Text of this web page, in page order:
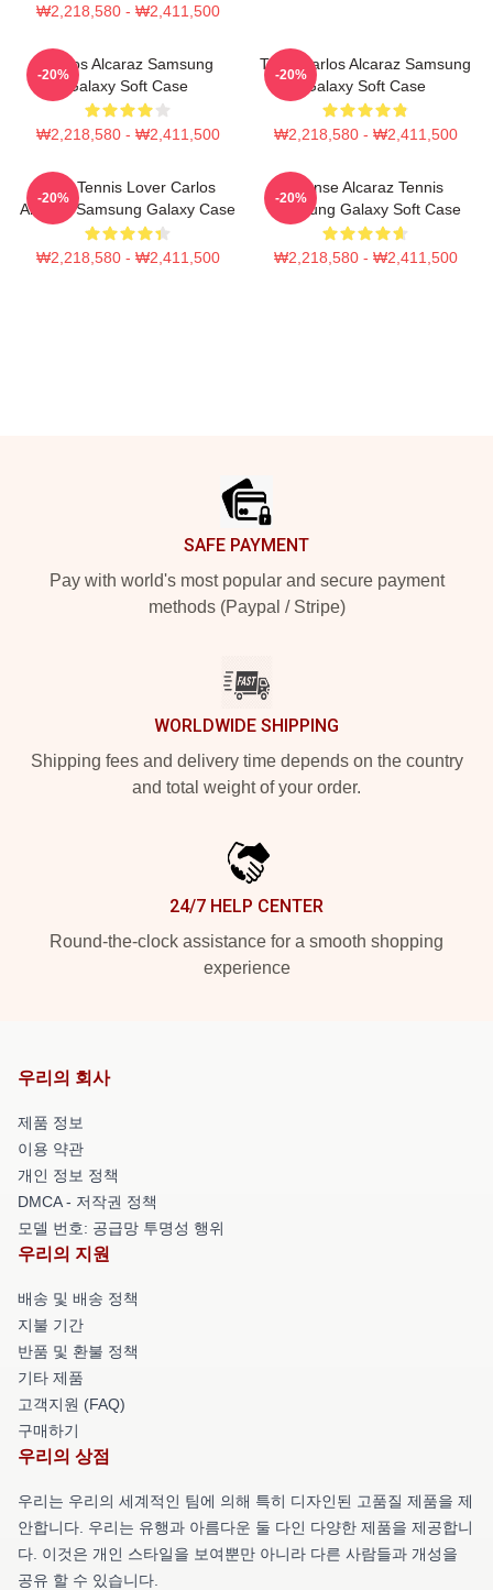
₩2,218,580 - ₩2,411,500
Carlos Alcaraz Samsung
Galaxy Soft Case
₩2,218,580 - ₩2,411,500
-20%
Tenis Carlos Alcaraz Samsung
Galaxy Soft Case
₩2,218,580 - ₩2,411,500
-20%
Girls Tennis Lover Carlos
Alcaraz Samsung Galaxy Case
₩2,218,580 - ₩2,411,500
-20%
Intense Alcaraz Tennis
Samsung Galaxy Soft Case
₩2,218,580 - ₩2,411,500
-20%
SAFE PAYMENT
Pay with world's most popular and secure payment
methods (Paypal / Stripe)
WORLDWIDE SHIPPING
Shipping fees and delivery time depends on the country
and total weight of your order.
24/7 HELP CENTER
Round-the-clock assistance for a smooth shopping
experience
우리의 회사
제품 정보
이용 약관
개인 정보 정책
DMCA - 저작권 정책
모델 번호: 공급망 투명성 행위
우리의 지원
배송 및 배송 정책
지불 기간
반품 및 환불 정책
기타 제품
고객지원 (FAQ)
구매하기
우리의 상점
우리는 우리의 세계적인 팀에 의해 특히 디자인된 고품질 제품을 제
안합니다. 우리는 유행과 아름다운 둘 다인 다양한 제품을 제공합니
다. 이것은 개인 스타일을 보여뿐만 아니라 다른 사람들과 개성을
공유 할 수 있습니다.